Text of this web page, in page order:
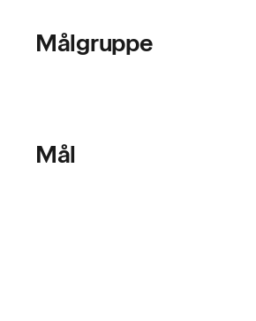
Målgruppe
Mål